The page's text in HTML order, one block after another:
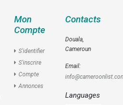
Mon
Compte
S'identifier
S'inscrire
Compte
Annonces
Contacts
Douala,
Cameroun
Email:
Languages